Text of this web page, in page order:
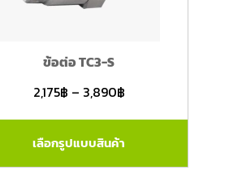
ข้อต่อ TC3-S
2,175฿ – 3,890฿
เลือกรูปแบบสินค้า